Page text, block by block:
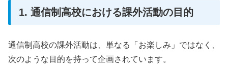
1. 通信制高校における課外活動の目的
通信制高校の課外活動は、単なる「お楽しみ」ではなく、
次のような目的を持って企画されています。